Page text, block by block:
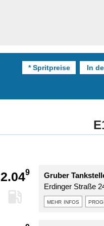
* Spritpreise In
2.049
Gruber
Erdinger Straße
mehr infos